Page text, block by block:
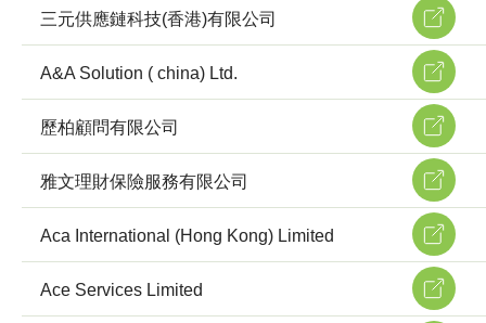
三元供應鏈科技(香港)有限公司
A&A Solution ( china) Ltd.
歷柏顧問有限公司
雅文理財保險服務有限公司
Aca International (Hong Kong) Limited
Ace Services Limited